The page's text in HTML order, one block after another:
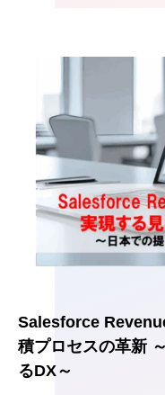
Salesforce
積プロセスの革新
るDX～